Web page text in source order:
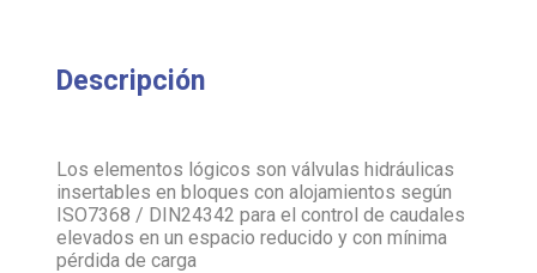
Descripción
Los elementos lógicos son válvulas hidráulicas
insertables en bloques con alojamientos según
ISO7368 / DIN24342 para el control de caudales
elevados en un espacio reducido y con mínima
pérdida de carga